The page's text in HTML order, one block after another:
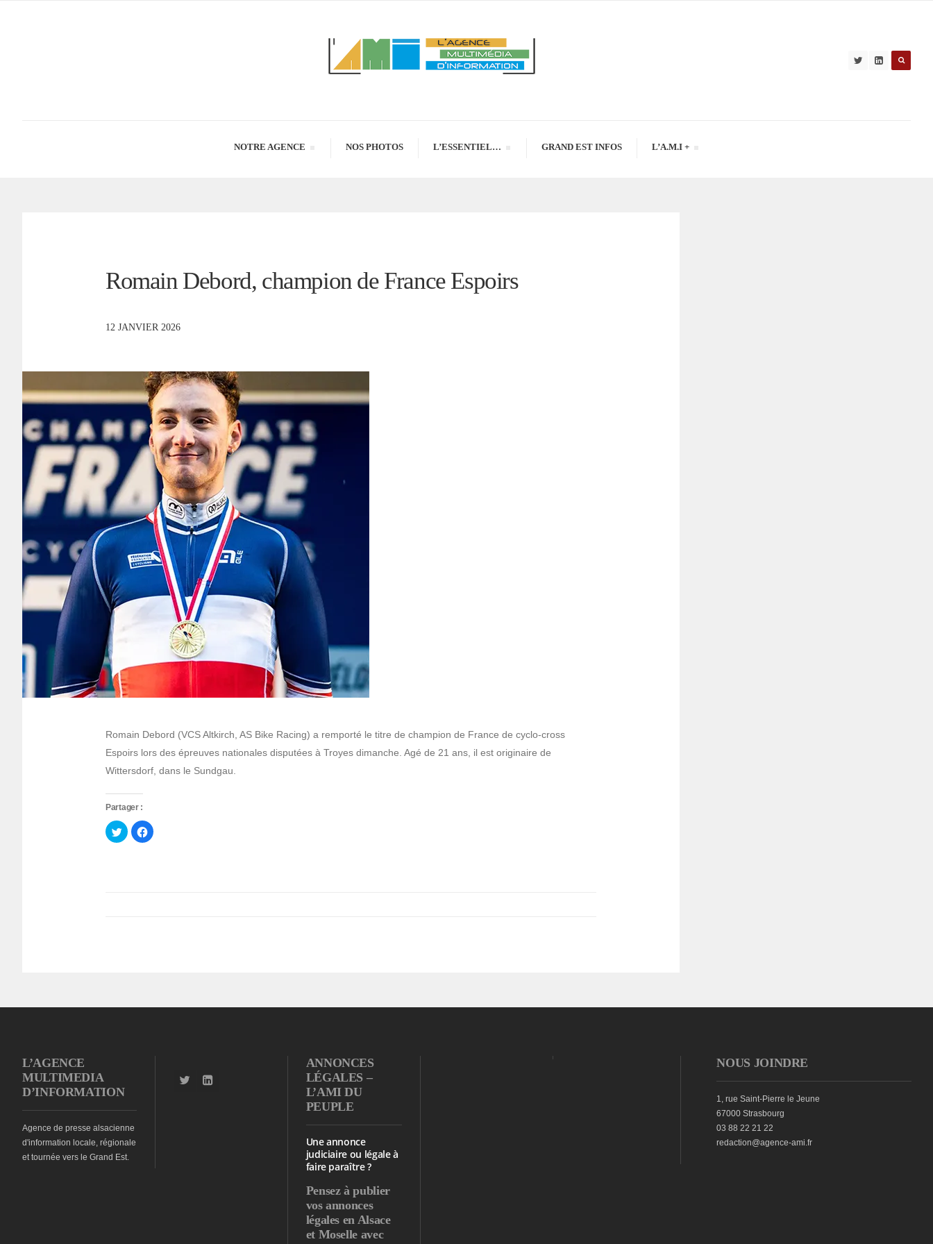
NOTRE AGENCE NOS PHOTOS L’ESSENTIEL… GRAND EST INFOS L’A.M.I +
Romain Debord, champion de France Espoirs
12 JANVIER 2026
Romain Debord (VCS Altkirch, AS Bike Racing) a remporté le titre de champion de France de cyclo-cross
Espoirs lors des épreuves nationales disputées à Troyes dimanche. Agé de 21 ans, il est originaire de
Wittersdorf, dans le Sundgau.
Partager :
Cliquez
pour
partager
Cliquez
pour
L’AGENCE
MULTIMEDIA
D’INFORMATION
Agence de presse alsacienne
d'information locale, régionale
et tournée vers le Grand Est.
ANNONCES
LÉGALES –
L’AMI DU
PEUPLE
Une annonce
judiciaire ou légale à
faire paraître ?
Pensez à publier
vos annonces
légales en Alsace
et Moselle avec
NOUS JOINDRE
1, rue Saint-Pierre le Jeune
67000 Strasbourg
03 88 22 21 22
redaction@agence-ami.fr